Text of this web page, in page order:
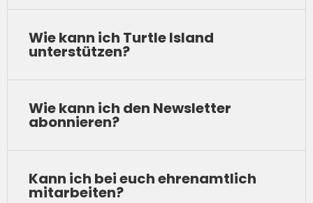
Wie kann ich Turtle Island
unterstützen?
Wie kann ich den Newsletter
abonnieren?
Kann ich bei euch ehrenamtlich
mitarbeiten?